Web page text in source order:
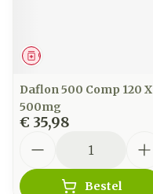
Geneesmiddel
Daflon 500 Comp 120 X
500mg
€ 35,98
Bestel